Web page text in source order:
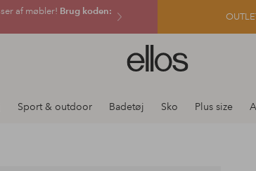
af møbler! Brug koden:
Ellos
logo
gå
Sport & outdoor Badetøj Sko Plus size